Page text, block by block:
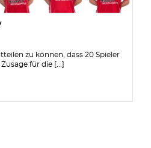
zu können, dass 20 Spieler
für die [...]